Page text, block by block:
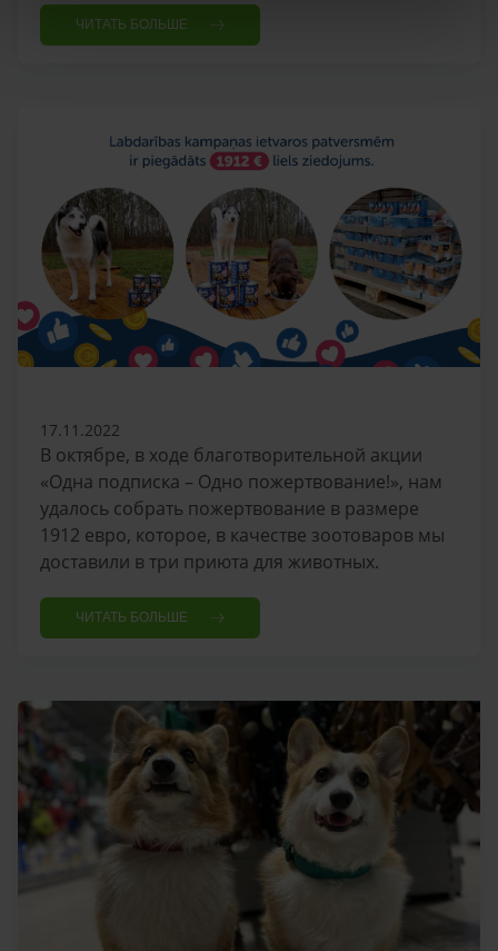
ЧИТАТЬ БОЛЬШЕ
17.11.2022
В октябре, в ходе благотворительной акции
«Одна подписка – Одно пожертвование!», нам
удалось собрать пожертвование в размере
1912 евро, которое, в качестве зоотоваров мы
доставили в три приюта для животных.
ЧИТАТЬ БОЛЬШЕ